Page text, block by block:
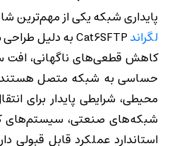
پایداری شبکه یکی از مهم‌ترین
لگراند
کاهش قطعی‌های ناگهانی، افت
محیطی، شرایطی پایدار برای